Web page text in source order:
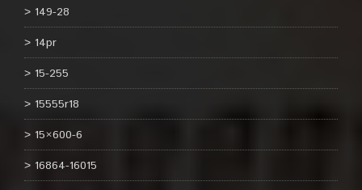
149-28
14pr
15-255
15555r18
15×600-6
16864-16015